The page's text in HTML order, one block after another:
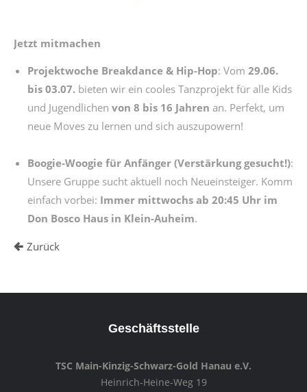
Jetzt mitmachen
Projektwoche Breakdance & Hip-Hop: Vom 29.06.
bis 03.07. bieten wir ein cooles Tanzprojekt für alle Kids
und Jugendlichen von 8 bis 16 Jahren an. Perfekt, um
neue Moves zu lernen und sich auszupowern!
Boogie-Woogie für Anfänger (Verstärkung gesucht!):
Unsere Gruppe sucht aktuell noch Neueinsteiger. Komm
einfach vorbei: Immer mittwochs ab 20:45 Uhr im
Don Bosco Haus in Klein-Auheim.
Zurück
Geschäftsstelle
TSC Main-Kinzig-Schwarz-Gold Hanau e.V.
Heinrich-Heine-Weg 19